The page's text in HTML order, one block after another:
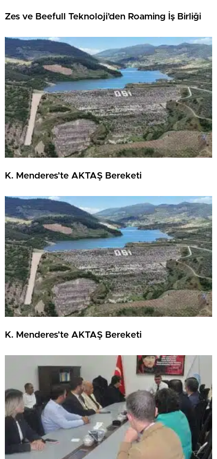
Zes ve Beefull Teknoloji’den Roaming İş Birliği
K. Menderes’te AKTAŞ Bereketi
K. Menderes’te AKTAŞ Bereketi